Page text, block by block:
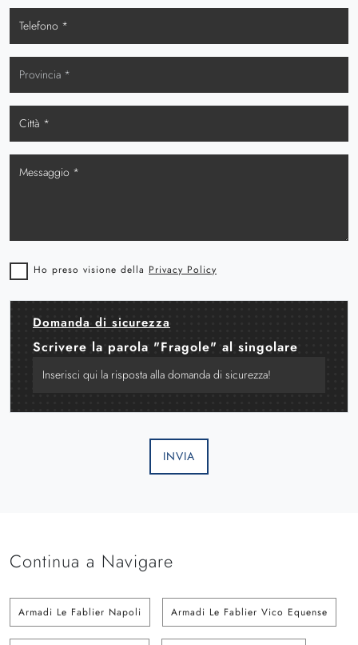
Ho preso visione della Privacy Policy
Domanda di sicurezza
Scrivere la parola "Fragole" al singolare
INVIA
Continua a Navigare
Armadi Le Fablier Napoli Armadi Le Fablier Vico Equense